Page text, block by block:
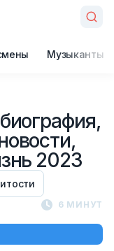
Музыканты
2023
6 МИНУТ